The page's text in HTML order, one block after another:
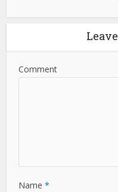
Comment
Name *